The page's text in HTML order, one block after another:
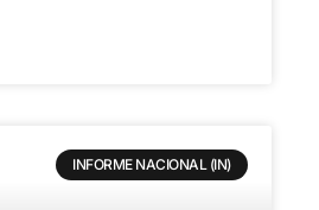
INFORME NACIONAL (IN)